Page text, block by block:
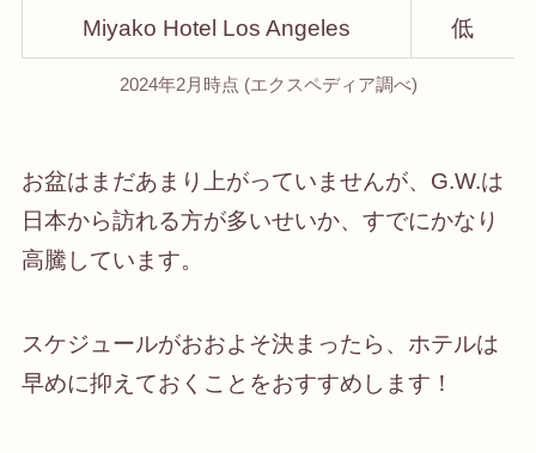
Miyako Hotel Los Angeles 低
2024年2月時点 (エクスペディア調べ)
お盆はまだあまり上がっていませんが、G.W.は
日本から訪れる方が多いせいか、すでにかなり
高騰しています。
スケジュールがおおよそ決まったら、ホテルは
早めに抑えておくことをおすすめします！